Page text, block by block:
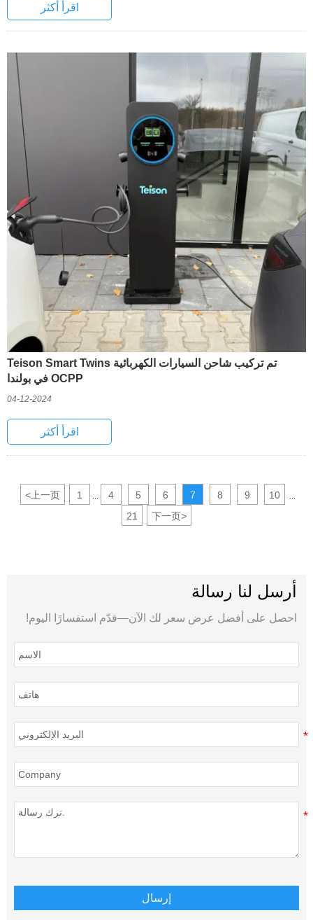
اقرأ أكثر
تم تركيب شاحن السيارات الكهربائية Teison Smart Twins
OCPP في بولندا
04-12-2024
اقرأ أكثر
<上一页 1 4 5 6 7 8 9 10
21 下一页>
أرسل لنا رسالة
احصل على أفضل عرض سعر لك الآن—قدّم استفسارًا اليوم!
إرسال